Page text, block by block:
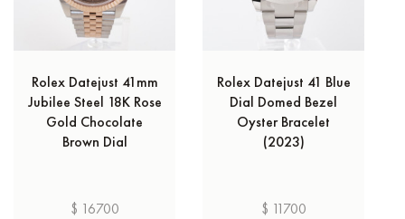
Rolex Datejust 41mm
Jubilee Steel 18K Rose
Gold Chocolate
Brown Dial
$ 16700
Rolex Datejust 41 Blue
Dial Domed Bezel
Oyster Bracelet
(2023)
$ 11700